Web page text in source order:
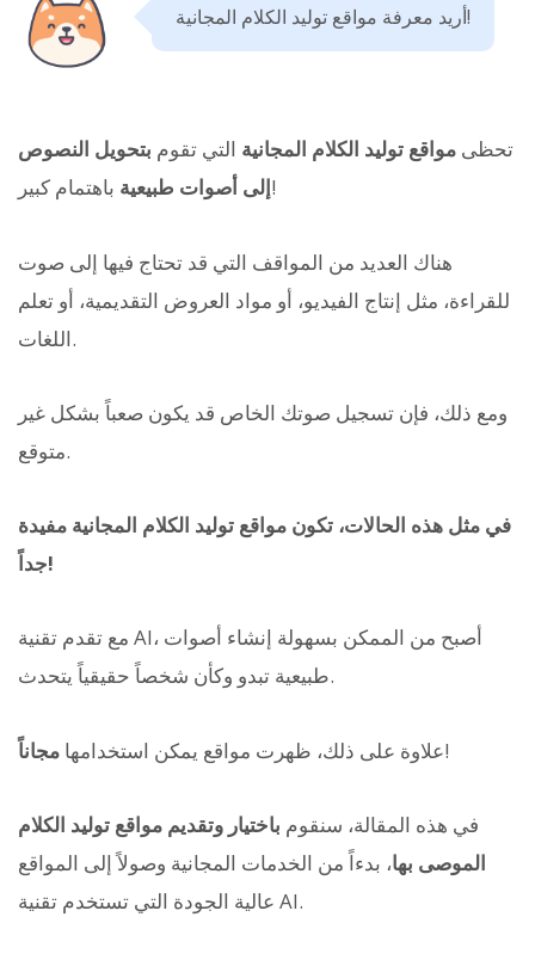
أريد معرفة مواقع توليد الكلام المجانية!
تحظى مواقع توليد الكلام المجانية التي تقوم بتحويل النصوص
إلى أصوات طبيعيةباهتمام كبير!
هناك العديد من المواقف التي قد تحتاج فيها إلى صوت
للقراءة، مثل إنتاج الفيديو، أو مواد العروض التقديمية، أو تعلم
اللغات.
ومع ذلك، فإن تسجيل صوتك الخاص قد يكون صعباً بشكل غير
متوقع.
في مثل هذه الحالات، تكون مواقع توليد الكلام المجانية مفيدة
جداً!
مع تقدم تقنية AI، أصبح من الممكن بسهولة إنشاء أصوات
طبيعية تبدو وكأن شخصاً حقيقياً يتحدث.
علاوة على ذلك، ظهرت مواقع يمكن استخدامها مجاناً !
في هذه المقالة، سنقوم باختيار وتقديم مواقع توليد الكلام
الموصى بها، بدءاً من الخدمات المجانية وصولاً إلى المواقع
عالية الجودة التي تستخدم تقنية AI.